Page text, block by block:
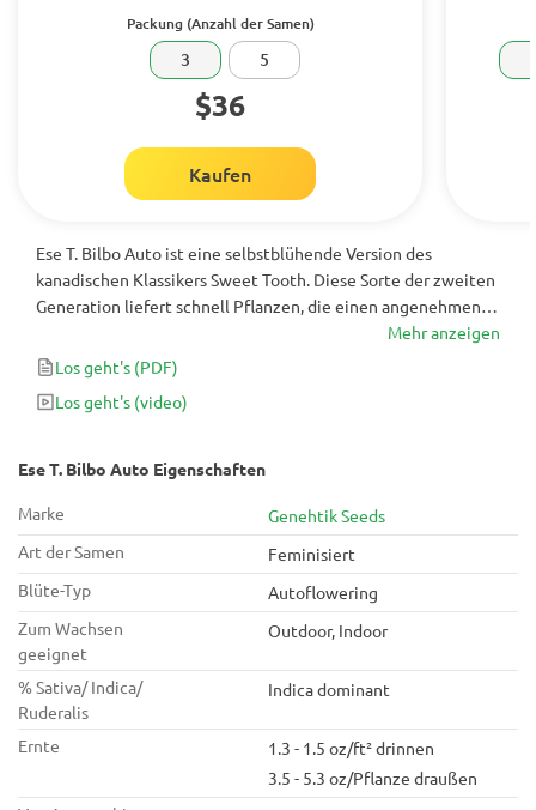
Packung (Anzahl der Samen)
3 5
$36
Kaufen
Ese T. Bilbo Auto ist eine selbstblühende Version des
kanadischen Klassikers Sweet Tooth. Diese Sorte der zweiten
Generation liefert schnell Pflanzen, die einen angenehmen
entspannenden Effekt mit Aromen von süßen erdigen
Früchten erzeugen. Die perfekte Sorte für den ängstlichen
Naschkatzen.
Mehr anzeigen
Los geht's (PDF)
Los geht's (video)
Ese T. Bilbo Auto Eigenschaften
Marke
Genehtik Seeds
Art der Samen
Feminisiert
Blüte-Typ
Autoflowering
Zum Wachsen
geeignet
Outdoor, Indoor
% Sativa/ Indica/
Ruderalis
Indica dominant
Ernte
1.3 - 1.5 oz/ft² drinnen
3.5 - 5.3 oz/Pflanze draußen